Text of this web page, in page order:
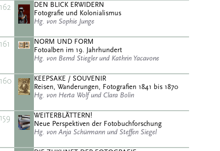
162
DEN BLICK ERWIDERN
Fotografie und Kolonialismus
Hg. von Sophie Junge
161
NORM UND FORM
Fotoalben im 19. Jahrhundert
Hg. von Bernd Stiegler und Kathrin Yacavone
160
KEEPSAKE / SOUVENIR
Reisen, Wanderungen, Fotografien 1841 bis 1870
Hg. von Herta Wolf und Clara Bolin
159
WEITERBLÄTTERN!
Neue Perspektiven der Fotobuchforschung
Hg. von Anja Schürmann und Steffen Siegel